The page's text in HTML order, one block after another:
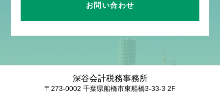
お問い合わせ
深谷会計税務事務所
〒273-0002 千葉県船橋市東船橋3-33-3 2F